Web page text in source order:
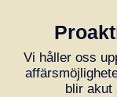
Vi håller oss
blir akut